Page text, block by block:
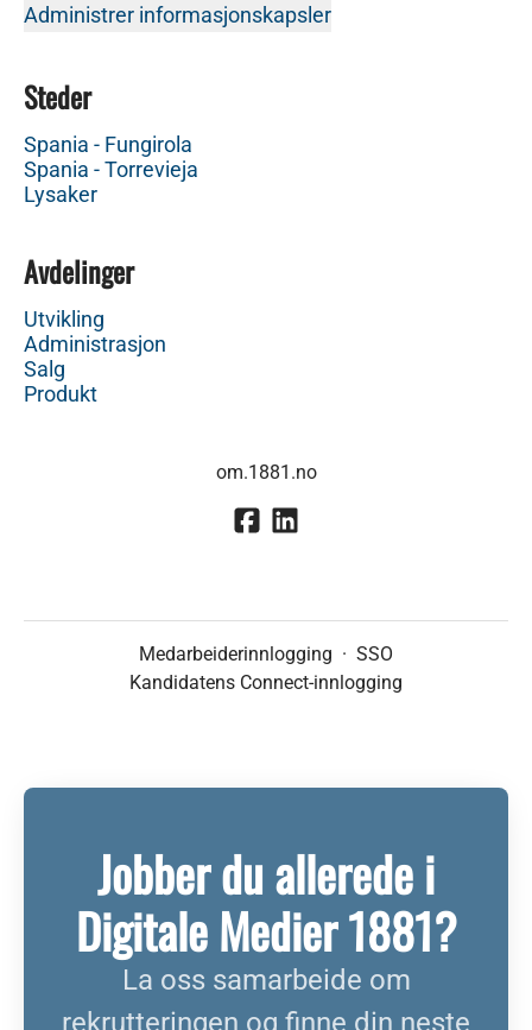
Administrer informasjonskapsler
Steder
Spania - Fungirola
Spania - Torrevieja
Lysaker
Avdelinger
Utvikling
Administrasjon
Salg
Produkt
om.1881.no
Medarbeiderinnlogging · SSO
Kandidatens Connect-innlogging
Jobber du allerede i
Digitale Medier 1881?
La oss samarbeide om
rekrutteringen og finne din neste